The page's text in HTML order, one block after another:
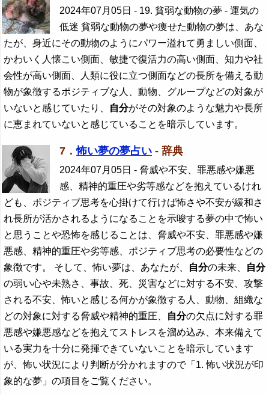
2024年07月05日 - 19. 貧弱な動物の夢 - 運気の
低迷 貧弱な動物の夢や痩せた動物の夢は、あな
たが、身近にその動物のようにパワー溢れて勇ましい側面、
かわいく人懐こい側面、敏捷で復活力の高い側面、知力や社
会性が高い側面、人類に役に立つ側面などの長所を備える動
物が象徴するポジティブな人、動物、グループなどの対象が
いないと感じていたり、
自分がその対象のような魅力や長所
に恵まれていないと感じていることを暗示しています。
7．怖い夢の夢占い - 辞典
2024年07月05日 - 脅威や不安、罪悪感や嫌悪
感、精神的重圧や劣等感などを抱えているけれ
ども、ポジティブ思考を心掛けて行けば怖さや不安が緩和さ
れ長所が活かされるようになることを示唆する夢の中で怖い
と思うことや恐怖を感じることは、脅威や不安、罪悪感や嫌
悪感、精神的重圧や劣等感、ポジティブ思考の必要性などの
象徴です。 そして、怖い夢は、あなたが、
自分の未来、
自分
の弱い心や未熟さ、事故、死、災害などに対する不安、攻撃
される不安、怖いと感じる何かが象徴する人、動物、組織な
どの対象に対する脅威や精神的重圧、
自分の欠点に対する罪
悪感や嫌悪感などを抱えてストレスを溜め込み、本来備えて
いる実力を十分に発揮できていないことを暗示しています
が、怖い状況により判断が分かれますので「1. 怖い状況が印
象的な夢」の項目をご覧ください。